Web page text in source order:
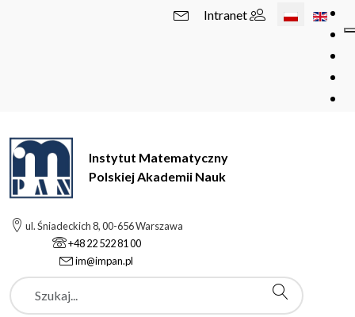
Wybierz swój
Intranet
Instytut Matematyczny
Polskiej Akademii Nauk
ul. Śniadeckich 8, 00-656 Warszawa
+48 22 522 81 00
im@impan.pl
Szukaj